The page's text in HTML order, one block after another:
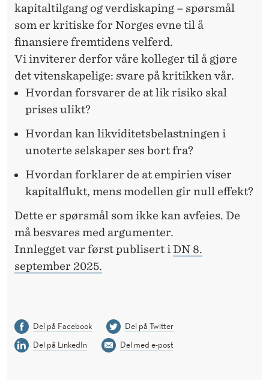
kapitaltilgang og verdiskaping – spørsmål
som er kritiske for Norges evne til å
finansiere fremtidens velferd.
Vi inviterer derfor våre kolleger til å gjøre
det vitenskapelige: svare på kritikken vår.
Hvordan forsvarer de at lik risiko skal
prises ulikt?
Hvordan kan likviditetsbelastningen i
unoterte selskaper ses bort fra?
Hvordan forklarer de at empirien viser
kapitalflukt, mens modellen gir null effekt?
Dette er spørsmål som ikke kan avfeies. De
må besvares med argumenter.
Innlegget var først publisert iDN 8.
september 2025.
Del på Facebook
Del på Twitter
Del på LinkedIn
Del med e-post